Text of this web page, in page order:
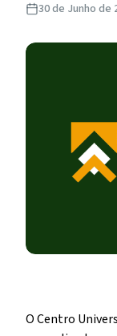
30 de Junho de
O Centro